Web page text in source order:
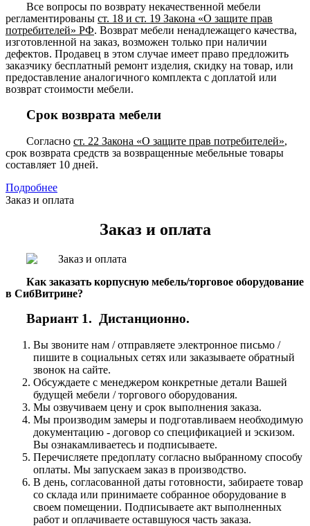
Все вопросы по возврату некачественной мебели
регламентированы ст. 18 и ст. 19 Закона «О защите прав
потребителей» РФ. Возврат мебели ненадлежащего качества,
изготовленной на заказ, возможен только при наличии
дефектов. Продавец в этом случае имеет право предложить
заказчику бесплатный ремонт изделия, скидку на товар, или
предоставление аналогичного комплекта с доплатой или
возврат стоимости мебели.
Срок возврата мебели
Согласно ст. 22 Закона «О защите прав потребителей»,
срок возврата средств за возвращенные мебельные товары
составляет 10 дней.
Подробнее
Заказ и оплата
Заказ и оплата
Как заказать корпусную мебель/торговое оборудование
в СибВитрине?
Вариант 1. Дистанционно.
Вы звоните нам / отправляете электронное письмо /
пишите в социальных сетях или заказываете обратный
звонок на сайте.
Обсуждаете с менеджером конкретные детали Вашей
будущей мебели / торгового оборудования.
Мы озвучиваем цену и срок выполнения заказа.
Мы производим замеры и подготавливаем необходимую
документацию - договор со спецификацией и эскизом.
Вы ознакамливаетесь и подписываете.
Перечисляете предоплату согласно выбранному способу
оплаты. Мы запускаем заказ в производство.
В день, согласованной даты готовности, забираете товар
со склада или принимаете собранное оборудование в
своем помещении. Подписываете акт выполненных
работ и оплачиваете оставшуюся часть заказа.